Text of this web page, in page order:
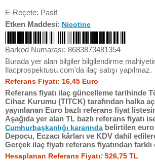
E-Reçete: Pasif
Etken Maddesi: Nicotine
Barkod Numarası: 8683873481354
Burada yer alan bilgiler bilgilendirme
Ilacprospektusu.com'da ilaç satışı yapılmaz.
Referans Fiyatı: 16,45 Euro
Referans fiyatı ilaç güncelleme tarihinde
Cihaz Kurumu (TITCK) tarafından halka
yayınlanan Euro bazlı referans fiyat
Aşağıda yer alan TL bazlı referans fiyatı
Cumhurbaşkanlığı kararında belirtilen
Depocu, Eczacı kârları ve KDV dahil
Gerçek ilaç fiyatı referans fiyatından farklı
Hesaplanan Referans Fiyatı: 526,75 TL